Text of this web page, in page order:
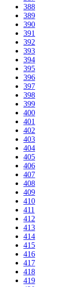
388
389
390
391
392
393
394
395
396
397
398
399
400
401
402
403
404
405
406
407
408
409
410
411
412
413
414
415
416
417
418
419